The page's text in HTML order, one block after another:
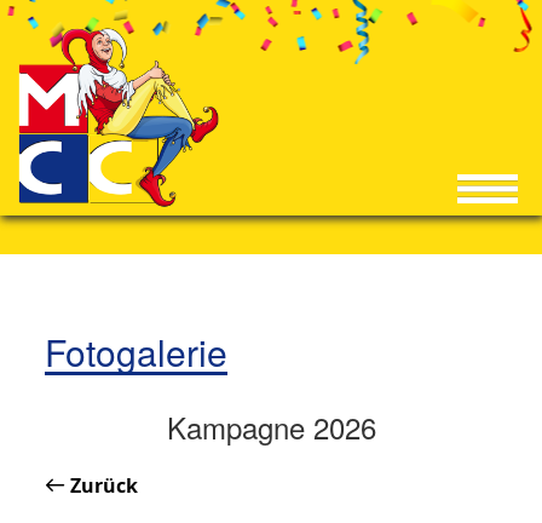
Fotogalerie
Kampagne 2026
Zurück